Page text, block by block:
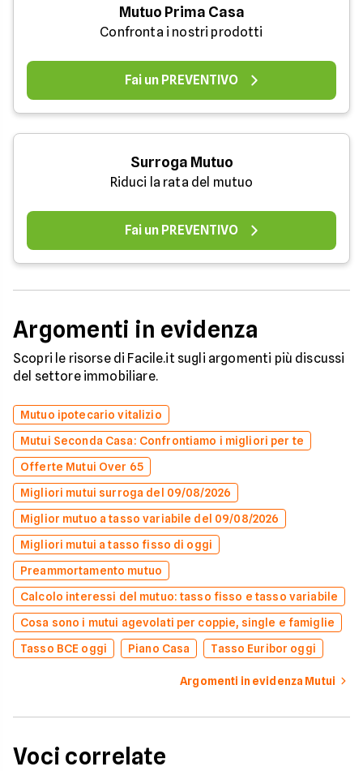
Mutuo Prima Casa
Confronta i nostri prodotti
Fai un PREVENTIVO
Surroga Mutuo
Riduci la rata del mutuo
Fai un PREVENTIVO
Argomenti in evidenza
Scopri le risorse di Facile.it sugli argomenti più discussi
del settore immobiliare.
Mutuo ipotecario vitalizio
Mutui Seconda Casa: Confrontiamo i migliori per te
Offerte Mutui Over 65
Migliori mutui surroga del 09/08/2026
Miglior mutuo a tasso variabile del 09/08/2026
Migliori mutui a tasso fisso di oggi
Preammortamento mutuo
Calcolo interessi del mutuo: tasso fisso e tasso variabile
Cosa sono i mutui agevolati per coppie, single e famiglie
Tasso BCE oggi
Piano Casa Tasso Euribor oggi
Argomenti in evidenza Mutui
Voci correlate